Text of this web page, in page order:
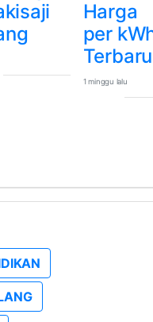
Harga
per
Terbaru
1 minggu lalu